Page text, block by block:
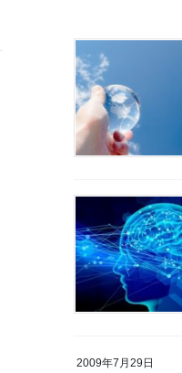
2009年7月29日